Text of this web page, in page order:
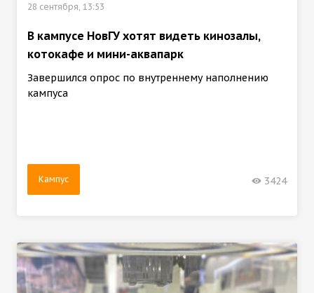
28 сентября, 13:53
В кампусе НовГУ хотят видеть кинозалы,
котокафе и мини-аквапарк
Завершился опрос по внутреннему наполнению
кампуса
Кампус 3424